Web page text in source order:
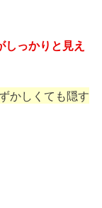
っかりと見え
かしくても隠す